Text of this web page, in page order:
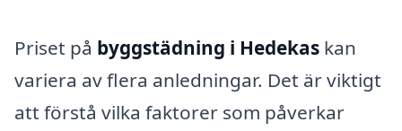
Priset på byggstädning i Hedekas kan
variera av flera anledningar. Det är viktigt
att förstå vilka faktorer som påverkar